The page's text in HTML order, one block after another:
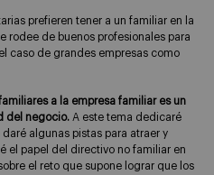
prefieren tener a un familiar en la
rodee de buenos profesionales para
caso de grandes empresas como
a la empresa familiar es un
del negocio. A este tema dedicaré
daré algunas pistas para atraer y
el papel del directivo no familiar en
el reto que supone lograr que los